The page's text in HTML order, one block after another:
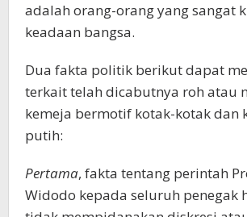
adalah orang-orang yang sangat
keadaan bangsa.
Dua fakta politik berikut dapat
terkait telah dicabutnya roh atau
kemeja bermotif kotak-kotak dan
putih:
Pertama, fakta tentang perintah
Widodo kepada seluruh penegak